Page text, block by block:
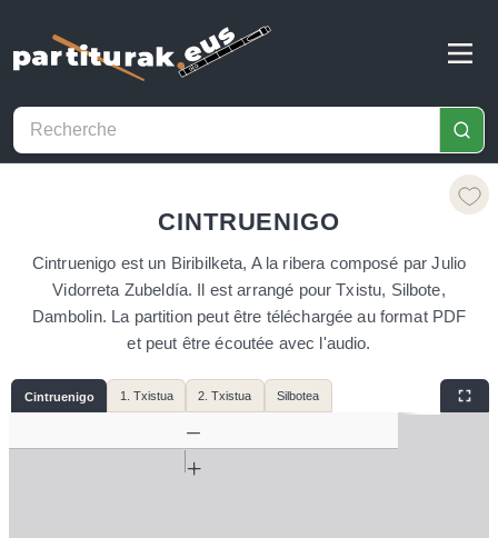
CINTRUENIGO
Cintruenigo est un Biribilketa, A la ribera composé par Julio
Vidorreta Zubeldía. Il est arrangé pour Txistu, Silbote,
Dambolin. La partition peut être téléchargée au format PDF
et peut être écoutée avec l'audio.
Cintruenigo 1. Txistua 2. Txistua Silbotea